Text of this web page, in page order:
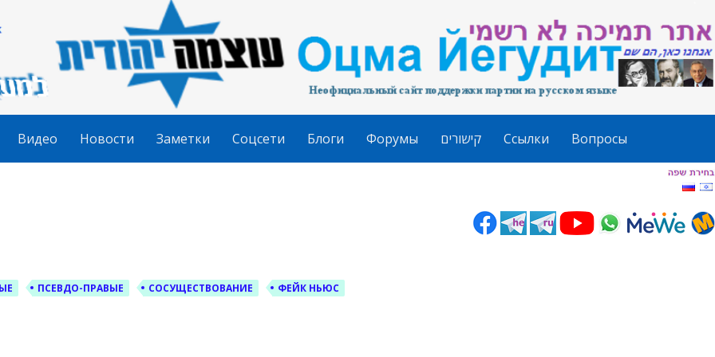
Видео Новости Заметки Соцсети Блоги Форумы קישורים Ссылки Вопросы
ПСЕВДО-ПРАВЫЕ СОСУЩЕСТВОВАНИЕ ФЕЙК НЬЮС